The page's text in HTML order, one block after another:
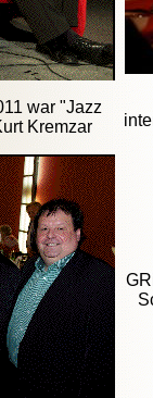
war "Jazz
Kremzar